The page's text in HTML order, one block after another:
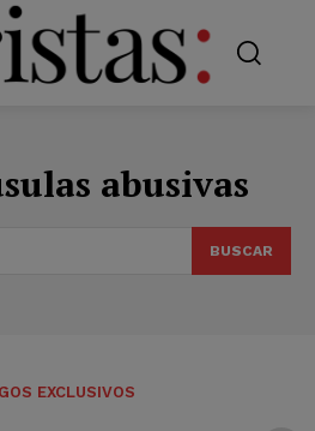
abusivas
BUSCAR
EXCLUSIVOS